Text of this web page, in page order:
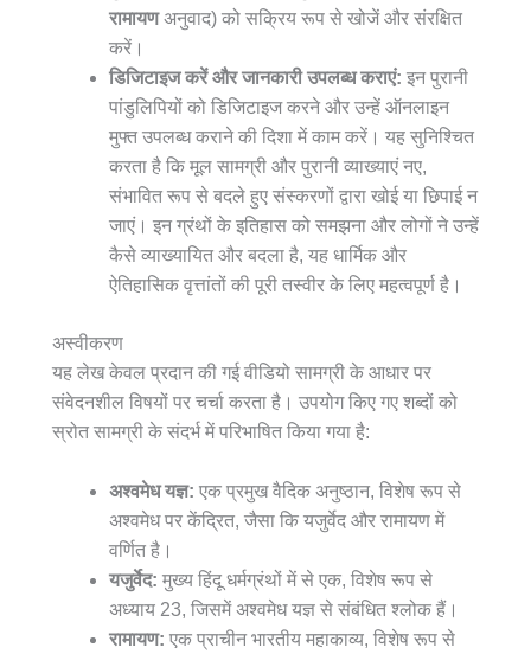
रामायणअनुवाद) को सक्रिय रूप से खोजें और संरक्षित
करें।
डिजिटाइज करें और जानकारी उपलब्ध कराएं: इन पुरानी
पांडुलिपियों को डिजिटाइज करने और उन्हें ऑनलाइन
मुफ्त उपलब्ध कराने की दिशा में काम करें। यह सुनिश्चित
करता है कि मूल सामग्री और पुरानी व्याख्याएं नए,
संभावित रूप से बदले हुए संस्करणों द्वारा खोई या छिपाई न
जाएं। इन ग्रंथों के इतिहास को समझना और लोगों ने उन्हें
कैसे व्याख्यायित और बदला है, यह धार्मिक और
ऐतिहासिक वृत्तांतों की पूरी तस्वीर के लिए महत्वपूर्ण है।
अस्वीकरण
यह लेख केवल प्रदान की गई वीडियो सामग्री के आधार पर
संवेदनशील विषयों पर चर्चा करता है। उपयोग किए गए शब्दों को
स्रोत सामग्री के संदर्भ में परिभाषित किया गया है:
अश्वमेध यज्ञ: एक प्रमुख वैदिक अनुष्ठान, विशेष रूप से
अश्वमेध पर केंद्रित, जैसा कि यजुर्वेद और रामायण में
वर्णित है।
यजुर्वेद: मुख्य हिंदू धर्मग्रंथों में से एक, विशेष रूप से
अध्याय 23, जिसमें अश्वमेध यज्ञ से संबंधित श्लोक हैं।
रामायण: एक प्राचीन भारतीय महाकाव्य, विशेष रूप से